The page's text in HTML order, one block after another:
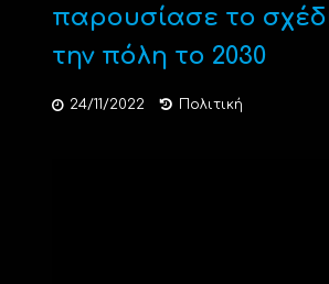
παρουσίασε το
την πόλη το 2030
24/11/2022 Πολιτική